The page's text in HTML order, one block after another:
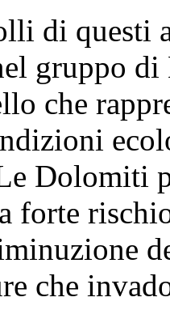
di questi
gruppo
che
Dolomiti
forte
che